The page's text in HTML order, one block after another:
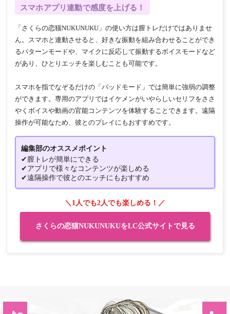
スマホアプリ連動で感度を上げる！
「さくらの恋猫NUKUNUKU」の使い方は膣トレだけではありませ
ん。スマホと連動させると、好きな振動を組み合わせることができ
るパターンモードや、マイクに反応して振動するボイスモードなど
があり、ひとりエッチを楽しむことも可能です。
スマホを指でなぞるだけの「パッドモード」では簡単に強弱の調整
ができます。専用のアプリではイケメンがいやらしいセリフをささ
やくボイスや動画の官能コンテンツを体験することできます。遠隔
操作が可能なため、彼とのプレイにもおすすめです。
編集部のオススメポイント
✔膣トレが簡単にできる
✔アプリで様々なコンテンツが楽しめる
✔遠隔操作で彼とのエッチにもおすすめ
＼1人でも2人でも楽しめる！／
さくらの恋猫NUKUNUKUをLC公式サイトで見る